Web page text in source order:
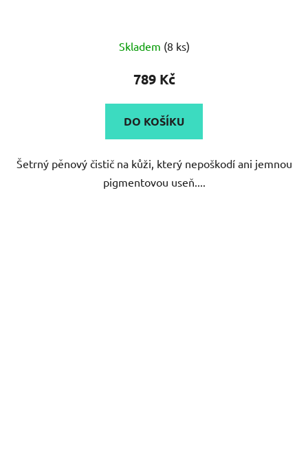
hodnocení
produktu
5,0
z
hvězdiček.
Skladem (8 ks)
789 Kč
DO KOŠÍKU
Šetrný pěnový čistič na kůži, který nepoškodí ani jemnou
pigmentovou useň....